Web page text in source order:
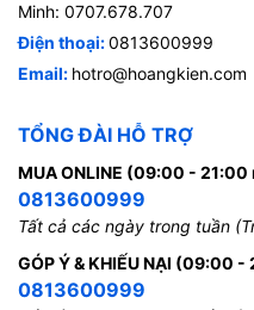
Minh: 0707.678.707
Điện thoại:0813600999
Email: hotro@hoangkien.com
TỔNG ĐÀI HỖ TRỢ
MUA ONLINE (09:00 - 21:00
0813600999
Tất cả các ngày trong tuần
GÓP Ý & KHIẾU NẠI (09:00 -
0813600999